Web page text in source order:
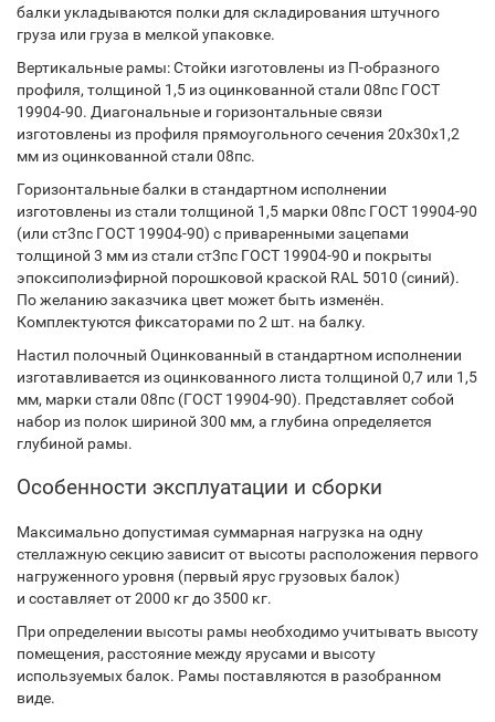
балки укладываются полки для складирования штучного
груза или груза в мелкой упаковке.
Вертикальные рамы: Стойки изготовлены из П-образного
профиля, толщиной 1,5 из оцинкованной стали 08пс ГОСТ
19904-90. Диагональные и горизонтальные связи
изготовлены из профиля прямоугольного сечения 20х30х1,2
мм из оцинкованной стали 08пс.
Горизонтальные балки в стандартном исполнении
изготовлены из стали толщиной 1,5 марки 08пс ГОСТ 19904-90
(или ст3пс ГОСТ 19904-90) с приваренными зацепами
толщиной 3 мм из стали ст3пс ГОСТ 19904-90 и покрыты
эпоксиполиэфирной порошковой краской RAL 5010 (синий).
По желанию заказчика цвет может быть изменён.
Комплектуются фиксаторами по 2 шт. на балку.
Настил полочный Оцинкованный в стандартном исполнении
изготавливается из оцинкованного листа толщиной 0,7 или 1,5
мм, марки стали 08пс (ГОСТ 19904-90). Представляет собой
набор из полок шириной 300 мм, а глубина определяется
глубиной рамы.
Особенности эксплуатации и сборки
Максимально допустимая суммарная нагрузка на одну
стеллажную секцию зависит от высоты расположения первого
нагруженного уровня (первый ярус грузовых балок)
и составляет от 2000 кг до 3500 кг.
При определении высоты рамы необходимо учитывать высоту
помещения, расстояние между ярусами и высоту
используемых балок. Рамы поставляются в разобранном
виде.